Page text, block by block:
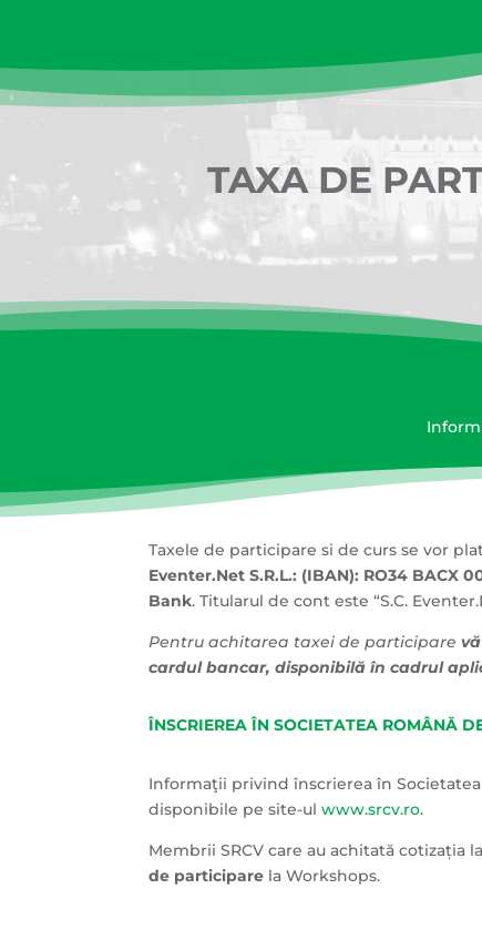
TAXA DE
Taxele de participare si de curs se vor
Eventer.Net S.R.L.: (IBAN): RO34 BACX
Bank. Titularul de cont este “S.C.
Pentru achitarea taxei de participare
cardul bancar, disponibilă în cadrul
ÎNSCRIEREA ÎN SOCIETATEA ROMÂNĂ
Informaţii privind înscrierea în
disponibile pe site-ulwww.srcv.ro.
Membrii SRCV care au achitată cotizația
de participare la Workshops.